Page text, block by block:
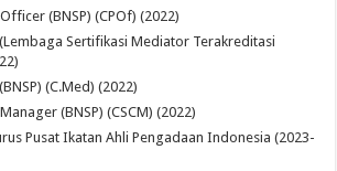
(BNSP) (CPOf) (2022)
Sertifikasi Mediator Terakreditasi
(C.Med) (2022)
(BNSP) (CSCM) (2022)
Pusat Ikatan Ahli Pengadaan Indonesia (2023-